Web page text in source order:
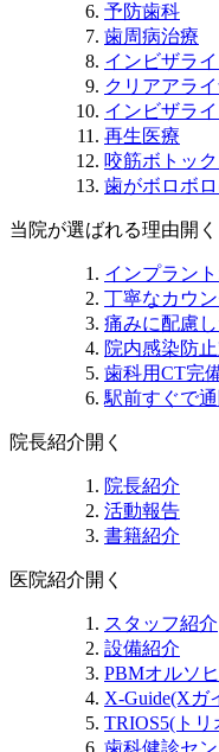
予防歯科
歯周病治療
インビザラ
クリアアラ
インビザラ
再生医療
咬筋ボトッ
歯がボロボ
当院が選ばれる理由開く
インプラン
丁寧なカウ
痛みに配慮
院内感染防
歯科用CT完
駅前すぐで通
院長紹介開く
院長紹介
活動報告
書籍紹介
医院紹介開く
スタッフ紹介
設備紹介
PBMオルソ
X-Guide(Xガ
TRIOS5(トリ
歯科健診セ